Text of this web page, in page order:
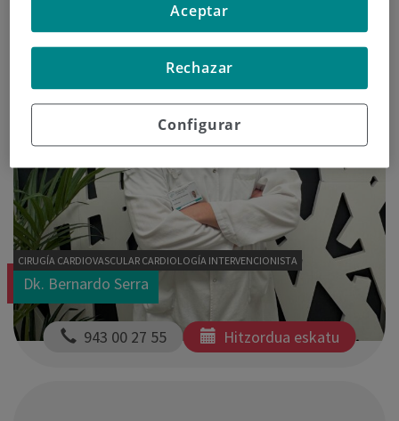
CIRUGÍA CARDIOVASCULAR CARDIOLOGÍA INTERVENCIONISTA
Dk. Bernardo Serra
943 00 27 55 Hitzordua eskatu
Configurar
Rechazar
Aceptar